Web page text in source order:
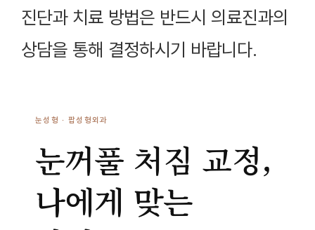
진단과 치료 방법은 반드시 의료진과의
상담을 통해 결정하시기 바랍니다.
눈성형 · 팝성형외과
눈꺼풀 처짐 교정,
나에게 맞는